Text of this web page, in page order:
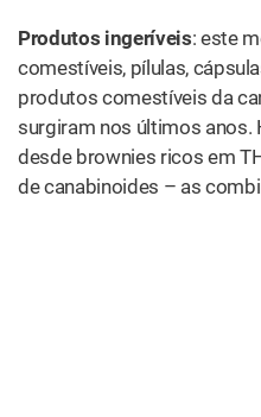
Uma maneira de se
dosagem é através do uso
comprimidos. Esses
suas dosagens individuais
uma marca pode produzir